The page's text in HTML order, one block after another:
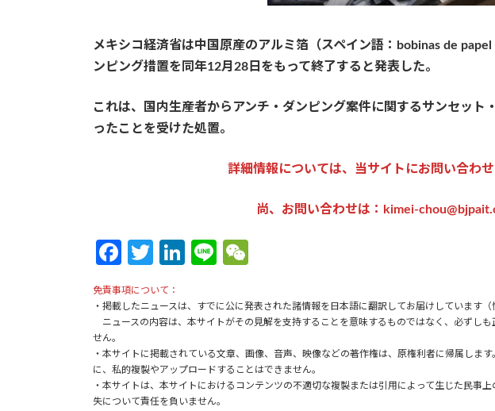
メキシコ経済省は中国原産のアルミ箔（スペイン語：bobinas de
ンピング措置を同年12月28日をもって終了すると発表した。
これは、国内生産者からアンチ・ダンピング案件に関するサンセット
ったことを受けた処置。
詳細情報については、当サイトにお問い合わ
尚、お問い合わせは：kimei-
Fa
b
o
o
k
T
itt
er
Li
ke
dI
n
Li
e
C
h
at
免責事項について：
・掲載したニュースは、すでに公に発表された諸情報を日本語に翻訳してお届けしています（
ニュースの内容は、本サイトがその見解を支持することを意味するものではなく、必ずし
せん。
・本サイトに掲載されている文章、画像、音声、映像などの著作権は、原権利者に帰属しま
に、私的複製やアップロードすることはできません。
・本サイトは、本サイトにおけるコンテンツの不適切な複製または引用によって生じた民事
失について責任を負いません。